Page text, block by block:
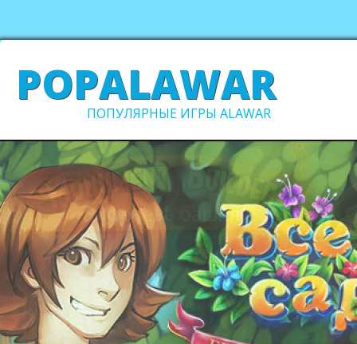
POPALAWAR
ПОПУЛЯРНЫЕ ИГРЫ ALAWAR